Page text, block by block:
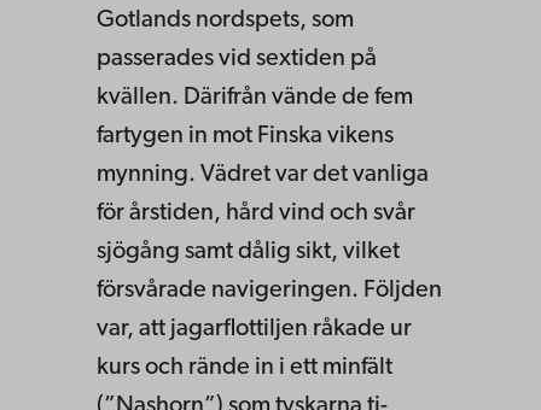
Gotlands nordspets, som
passerades vid sextiden på
kvällen. Därifrån vände de fem
fartygen in mot Finska vikens
mynning. Vädret var det vanliga
för årstiden, hård vind och svår
sjögång samt dålig sikt, vilket
försvårade navigeringen. Följden
var, att jagarflottiljen råkade ur
kurs och rände in i ett minfält